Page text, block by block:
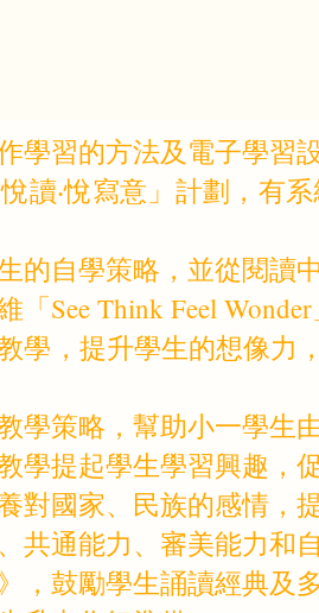
習的方法及電子學習
讀‧悅寫意」計劃，有
自學策略，並從閱讀
See Think Feel Wonder
學，提升學生的想像力
策略，幫助小一學生
提起學生學習興趣，促
國家、民族的感情，
通能力、審美能力和自
鼓勵學生誦讀經典及多